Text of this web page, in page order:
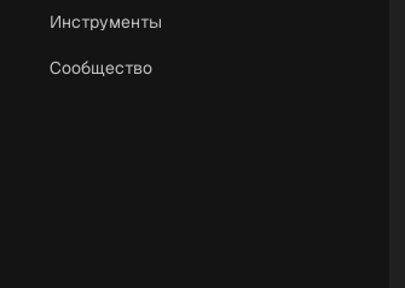
Инструменты
Сообщество